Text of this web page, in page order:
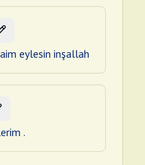
eylesin inşallah
.